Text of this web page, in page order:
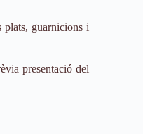
plats, guarnicions i
presentació del